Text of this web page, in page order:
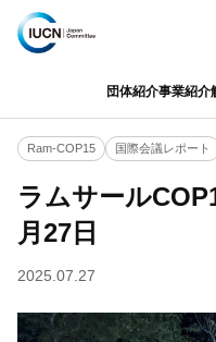
団体紹介事業紹介
Ram-COP15 国際会議レポート
ラムサール
月27日
2025.07.27